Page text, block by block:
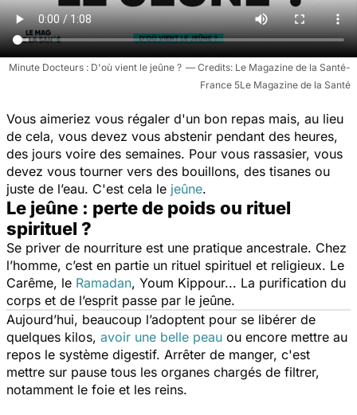
Minute Docteurs : D'où vient le jeûne ?
Le Magazine de la Santé-
France 5Le Magazine de la Santé
Vous aimeriez vous régaler d'un bon repas mais, au lieu
de cela, vous devez vous abstenir pendant des heures,
des jours voire des semaines. Pour vous rassasier, vous
devez vous tourner vers des bouillons, des tisanes ou
juste de l’eau. C'est cela le jeûne.
Le jeûne : perte de poids ou rituel
spirituel ?
Se priver de nourriture est une pratique ancestrale. Chez
l’homme, c’est en partie un rituel spirituel et religieux. Le
Carême, le Ramadan, Youm Kippour... La purification du
corps et de l’esprit passe par le jeûne.
Aujourd’hui, beaucoup l’adoptent pour se libérer de
quelques kilos, avoir une belle peau ou encore mettre au
repos le système digestif. Arrêter de manger, c'est
mettre sur pause tous les organes chargés de filtrer,
notamment le foie et les reins.